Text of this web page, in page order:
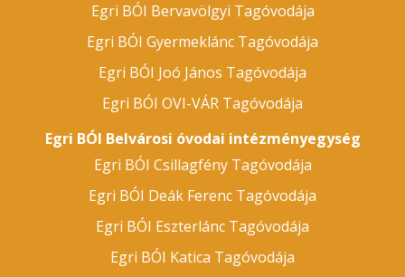
Egri BÓI Bervavölgyi Tagóvodája
Egri BÓI Gyermeklánc Tagóvodája
Egri BÓI Joó János Tagóvodája
Egri BÓI OVI-VÁR Tagóvodája
Egri BÓI Belvárosi óvodai intézményegység
Egri BÓI Csillagfény Tagóvodája
Egri BÓI Deák Ferenc Tagóvodája
Egri BÓI Eszterlánc Tagóvodája
Egri BÓI Katica Tagóvodája